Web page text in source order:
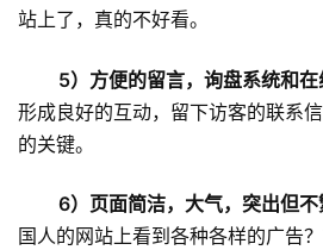
站上了，真的不好看。
5）方便的留言，询盘系统和
形成良好的互动，留下访客的联系
的关键。
6）页面简洁，大气，突出但不
国人的网站上看到各种各样的广告